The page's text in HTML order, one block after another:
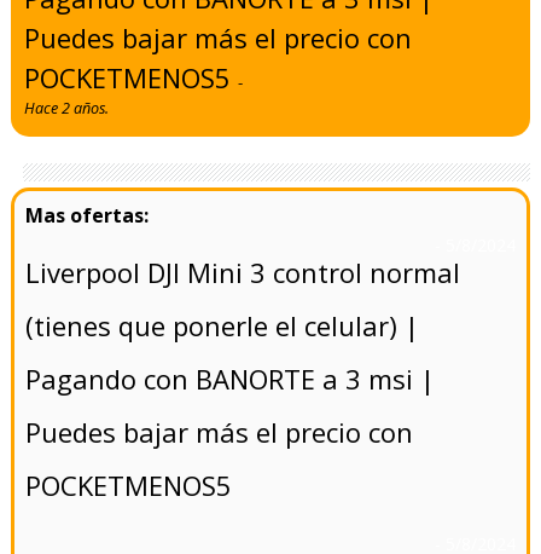
Puedes bajar más el precio con
POCKETMENOS5-
Hace 2 años.
Liverpool DJI Mini 3 control normal
(tienes que ponerle el celular) |
Pagando con BANORTE a 3 msi |
Puedes bajar más el precio con
POCKETMENOS5